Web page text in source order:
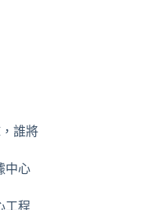
誰將
中心
工程